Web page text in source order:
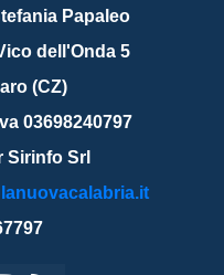
Papaleo
dell'Onda 5
(CZ)
03698240797
Sirinfo Srl